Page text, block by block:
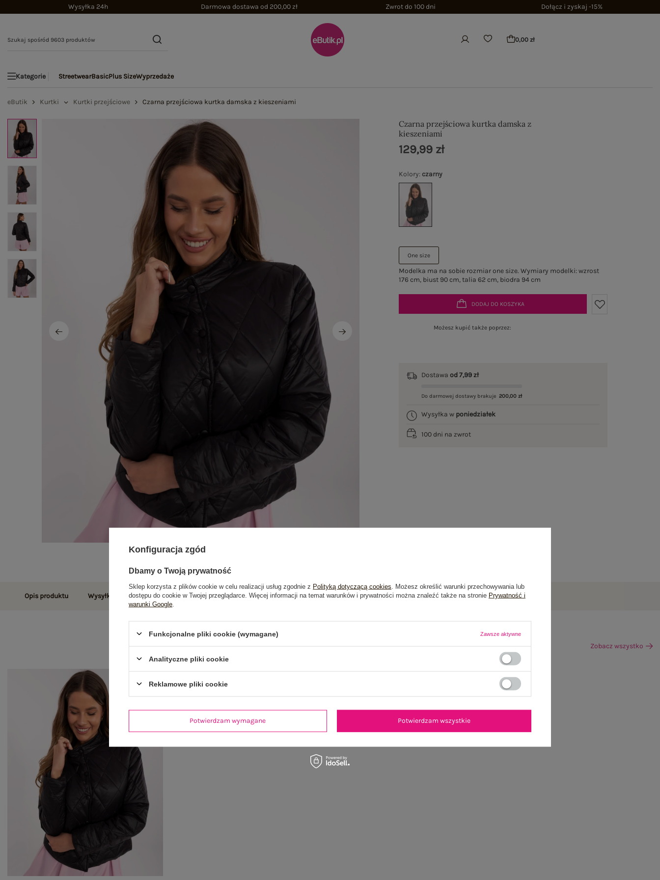
Wysyłka 24h Darmowa dostawa od 200,00 zł Zwrot do 100 dni Dołącz i zyskaj -15%
0,00 zł
Kategorie StreetwearBasicPlus SizeWyprzedaże
eButik Kurtki Kurtki przejściowe Czarna przejściowa kurtka damska z kieszeniami
Czarna przejściowa kurtka damska z
kieszeniami
Kolory: czarny
One size
Modelka ma na sobie rozmiar one size. Wymiary modelki: wzrost
176 cm, biust 90 cm, talia 62 cm, biodra 94 cm
129,99 zł
DODAJ DO KOSZYKA
Możesz kupić także poprzez:
Dostawaod 7,99 zł
Do darmowej dostawy brakuje 200,00 zł
Wysyłka w poniedziałek
100 dni na zwrot
Opis produktu Wysyłka i dostawa Zwroty i reklamacje Opinie o produkcie(0)
Zobacz wszystko
Konfiguracja zgód
Dbamy o Twoją prywatność
Sklep korzysta z plików cookie w celu realizacji usług zgodnie z Polityką dotyczącą cookies . Możesz określić warunki przechowywania lub
dostępu do cookie w Twojej przeglądarce. Więcej informacji na temat warunków i prywatności można znaleźć także na stronie Prywatność i
warunki Google
Funkcjonalne pliki cookie (wymagane) Zawsze aktywne
Analityczne pliki cookie
Reklamowe pliki cookie
Potwierdzam wymagane Potwierdzam wszystkie